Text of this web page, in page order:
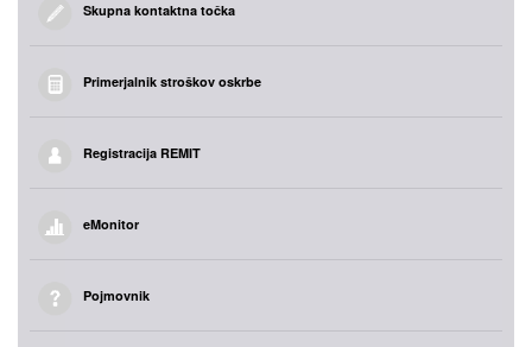
Skupna kontaktna točka
Primerjalnik stroškov oskrbe
Registracija REMIT
eMonitor
Pojmovnik